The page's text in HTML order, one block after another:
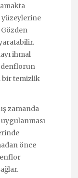
yüzeylerine
ihmal
denflorun
bir temizlik
zamanda
önce